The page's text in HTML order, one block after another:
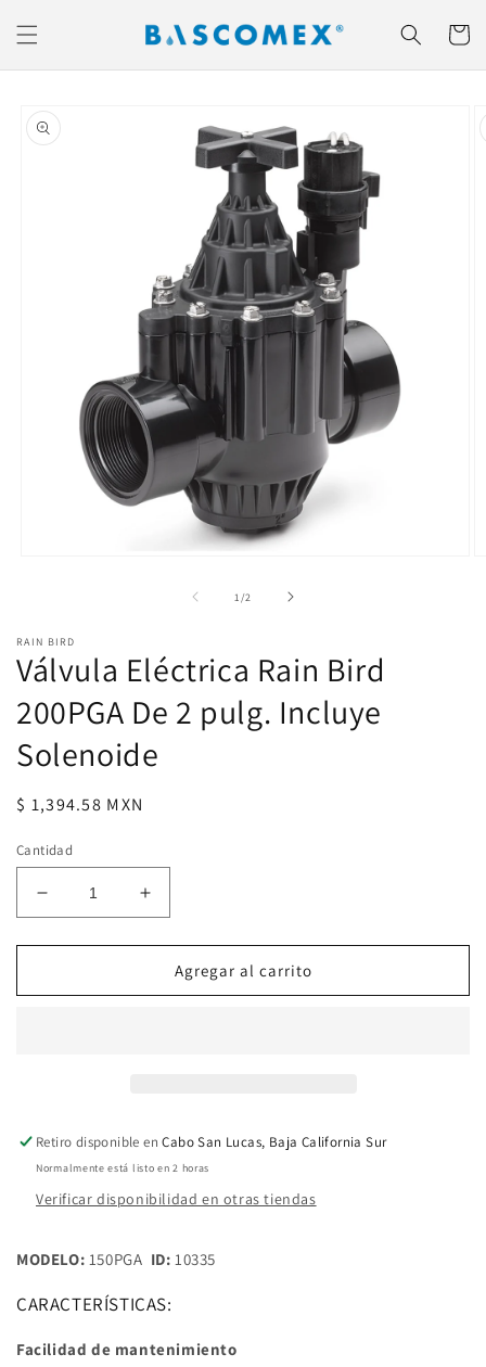
directamente
al contenido
Carrito
a la
información
una
ventana
modal
1/de2
RAIN BIRD
Válvula Eléctrica Rain Bird
200PGA De 2 pulg. Incluye
Solenoide
Precio
$ 1,394.58 MXN
Cantidad
Reducir
cantidad
para
Eléctrica
Incluye
Solenoide
Aumentar
cantidad
para
Válvula
Eléctrica
Incluye
Solenoide
Agregar al carrito
Retiro disponible enCabo San Lucas, Baja California Sur
Normalmente está listo en 2 horas
Verificar disponibilidad en otras tiendas
MODELO: 150PGA ID: 10335
CARACTERÍSTICAS:
Facilidad de mantenimiento